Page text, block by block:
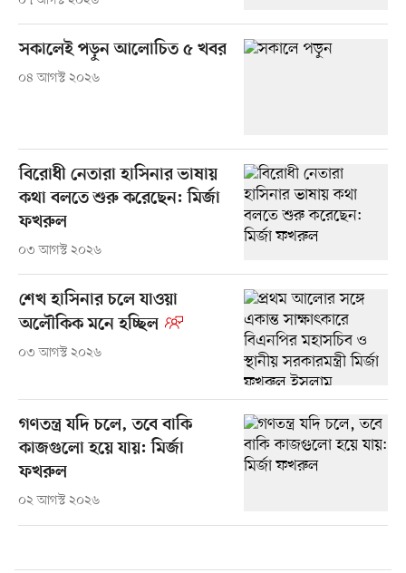
সকালেই পড়ুন আলোচিত ৫ খবর
০৪ আগস্ট ২০২৬
বিরোধী নেতারা হাসিনার ভাষায়
কথা বলতে শুরু করেছেন: মির্জা
ফখরুল
০৩ আগস্ট ২০২৬
শেখ হাসিনার চলে যাওয়া
অলৌকিক মনে হচ্ছিল
০৩ আগস্ট ২০২৬
গণতন্ত্র যদি চলে, তবে বাকি
কাজগুলো হয়ে যায়: মির্জা
ফখরুল
০২ আগস্ট ২০২৬